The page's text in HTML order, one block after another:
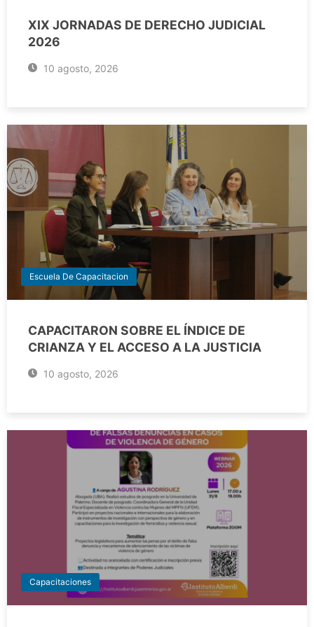
XIX JORNADAS DE DERECHO JUDICIAL
2026
10 agosto, 2026
Escuela De Capacitacion
CAPACITARON SOBRE EL ÍNDICE DE
CRIANZA Y EL ACCESO A LA JUSTICIA
10 agosto, 2026
Capacitaciones